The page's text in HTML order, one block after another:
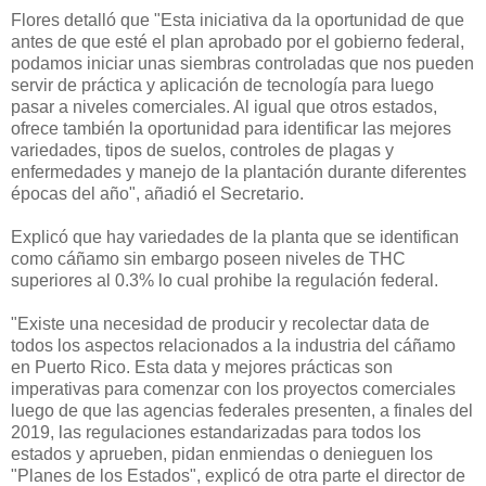
Flores detalló que "Esta iniciativa da la oportunidad de que
antes de que esté el plan aprobado por el gobierno federal,
podamos iniciar unas siembras controladas que nos pueden
servir de práctica y aplicación de tecnología para luego
pasar a niveles comerciales. Al igual que otros estados,
ofrece también la oportunidad para identificar las mejores
variedades, tipos de suelos, controles de plagas y
enfermedades y manejo de la plantación durante diferentes
épocas del año", añadió el Secretario.
Explicó que hay variedades de la planta que se identifican
como cáñamo sin embargo poseen niveles de THC
superiores al 0.3% lo cual prohibe la regulación federal.
"Existe una necesidad de producir y recolectar data de
todos los aspectos relacionados a la industria del cáñamo
en Puerto Rico. Esta data y mejores prácticas son
imperativas para comenzar con los proyectos comerciales
luego de que las agencias federales presenten, a finales del
2019, las regulaciones estandarizadas para todos los
estados y aprueben, pidan enmiendas o denieguen los
"Planes de los Estados", explicó de otra parte el director de